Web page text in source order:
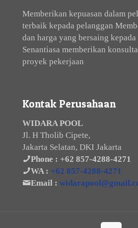
Memberikan kepuasan dalam
terbaik kepada pelanggan
dan harga yang bersaing
Senantiasa memberikan
proyek pekerjaan
Kontak Perusahaan
WIDARA POOL
Jl. H Tholib Cipete,
Jakarta Selatan, DKI Jakarta
Phone : +62 857-4288-4271
WA : +62 857-4288-4271
Email :